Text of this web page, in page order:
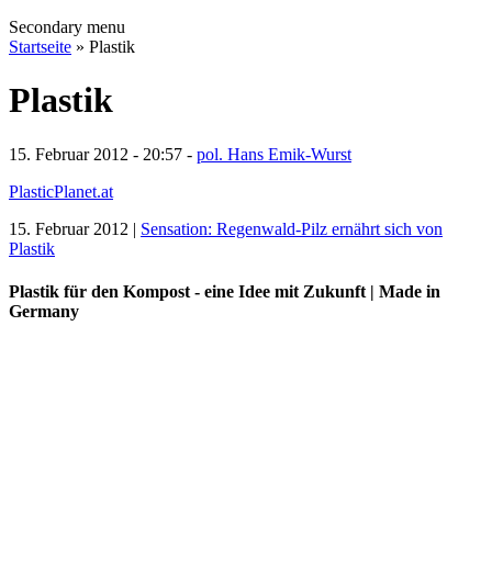
Secondary menu
Startseite » Plastik
Plastik
15. Februar 2012 - 20:57 - pol. Hans Emik-Wurst
PlasticPlanet.at
15. Februar 2012 | Sensation: Regenwald-Pilz ernährt sich von
Plastik
Plastik für den Kompost - eine Idee mit Zukunft | Made in
Germany